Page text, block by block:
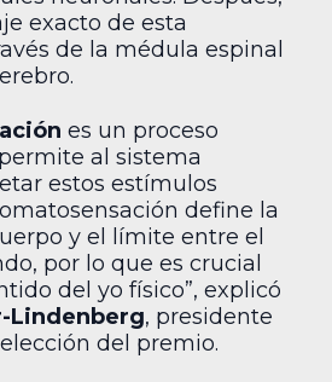
exacto de esta
de la médula espinal
es un proceso
al sistema
estos estímulos
define la
y el límite entre el
por lo que es crucial
del yo físico”, explicó
Lindenberg, presidente
del premio.